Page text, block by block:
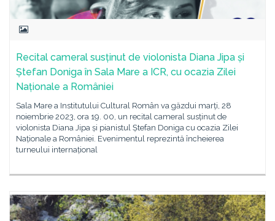
Recital cameral susținut de violonista Diana Jipa și
Ștefan Doniga în Sala Mare a ICR, cu ocazia Zilei
Naționale a României
Sala Mare a Institutului Cultural Român va găzdui marți, 28
noiembrie 2023, ora 19. 00, un recital cameral susținut de
violonista Diana Jipa și pianistul Ștefan Doniga cu ocazia Zilei
Naționale a României. Evenimentul reprezintă încheierea
turneului internațional